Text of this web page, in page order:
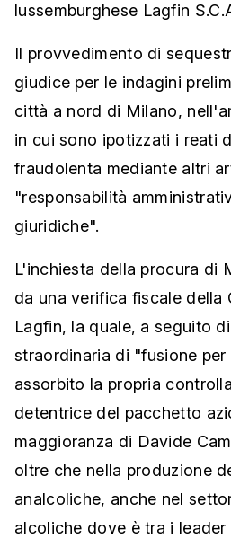
lussemburghese Lagfin
Il provvedimento di
giudice per le indagini
città a nord di Milano,
in cui sono ipotizzati i reati
fraudolenta mediante altri
"responsabilità
giuridiche".
L'inchiesta della procura di
da una verifica fiscale della
Lagfin, la quale, a seguito
straordinaria di "fusione
assorbito la propria
detentrice del pacchetto
maggioranza di Davide
oltre che nella produzione
analcoliche, anche nel
alcoliche dove è tra i